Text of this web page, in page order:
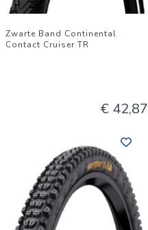
Zwarte Band Continental
Contact Cruiser TR
€ 42,87